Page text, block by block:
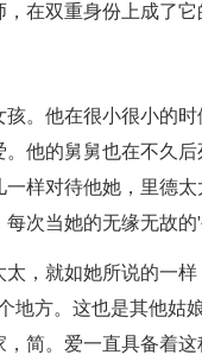
在双重身份上成了它
。他在很小很小的
他的舅舅也在不久
样对待他她，里德
次当她的无缘无故的
，就如她所说的一
方。这也是其他姑
简。爱一直具备着